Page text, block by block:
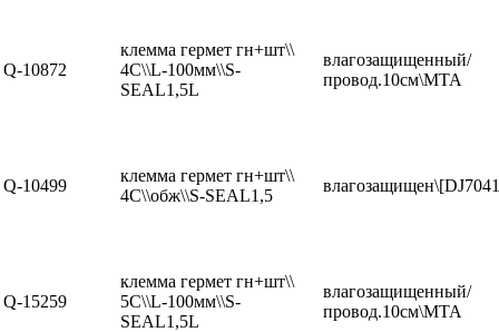
Q-10872
клемма гермет гн+шт\\
4C\\L-100мм\\S-
SEAL1,5L
влагозащищенный/
провод.10см\MTA
Q-10499
клемма гермет гн+шт\\
4C\\обж\\S-SEAL1,5
Q-15259
клемма гермет гн+шт\\
5C\\L-100мм\\S-
SEAL1,5L
влагозащищенный/
провод.10см\MTA